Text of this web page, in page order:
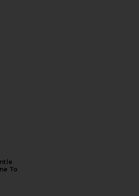
Beaute Classic Gentle Detangling Brush Fine
To